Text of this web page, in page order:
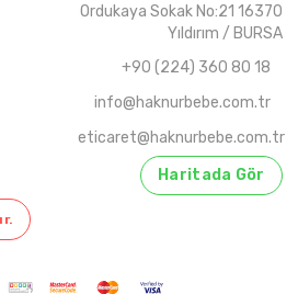
Ordukaya Sokak No:21 16370
Yıldırım / BURSA
+90 (224) 360 80 18
info@haknurbebe.com.tr
eticaret@haknurbebe.com.tr
Haritada Gör